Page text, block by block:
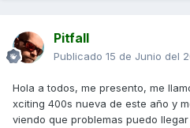
Pitfall
Publicado 15 de Junio del
Hola a todos, me presento, me
xciting 400s nueva de este año y
viendo que problemas puedo